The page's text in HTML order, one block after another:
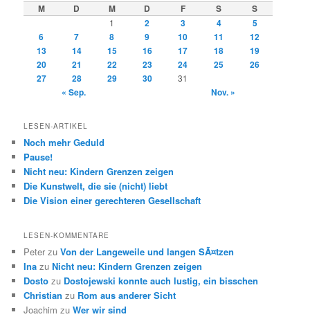
M D M D F S S
1 2 3 4
5
6
7 8 9 10 11
12
13
14 15 16 17 18
19
20
21 22 23 24 25
26
27
28 29 30 31
« Sep. Nov. »
LESEN-ARTIKEL
Noch mehr Geduld
Pause!
Nicht neu: Kindern Grenzen zeigen
Die Kunstwelt, die sie (nicht) liebt
Die Vision einer gerechteren Gesellschaft
LESEN-KOMMENTARE
Peter zuVon der Langeweile und langen SÃ¤tzen
Ina zuNicht neu: Kindern Grenzen zeigen
Dosto zu Dostojewski konnte auch lustig, ein bisschen
Christian zu Rom aus anderer Sicht
Joachim zuWer wir sind